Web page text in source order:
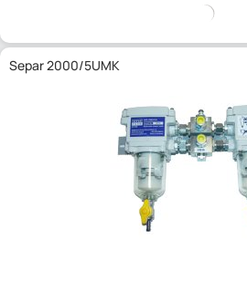
Separ 2000/5UMK